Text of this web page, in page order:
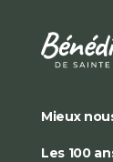
Mieux
Les 100